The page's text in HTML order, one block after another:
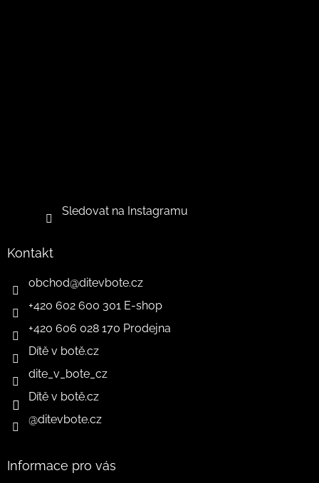
Sledovat na Instagramu
Kontakt
obchod@ditevbote.cz
+420 602 600 301 E-shop
+420 606 028 170 Prodejna
Dítě v botě.cz
dite_v_bote_cz
Dítě v botě.cz
@ditevbote.cz
Informace pro vás